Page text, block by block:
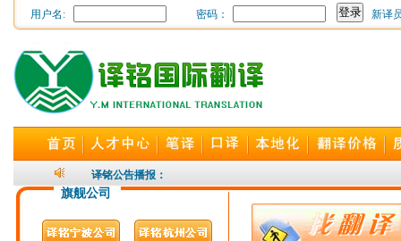
用户名: 密码： 新译
译铭公告播报：
24小时随时为您开通，
旗舰公司